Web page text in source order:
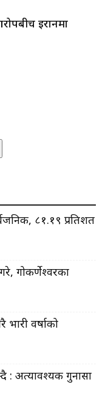
इरानमा
८१.१९ प्रतिशत
गोकर्णेश्वरका
भारी वर्षाको
: अत्यावश्यक गुनासा